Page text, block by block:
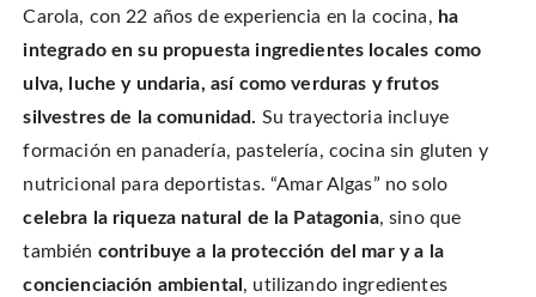
Carola, con 22 años de experiencia en la cocina, ha
integrado en su propuesta ingredientes locales como
ulva, luche y undaria, así como verduras y frutos
silvestres de la comunidad. Su trayectoria incluye
formación en panadería, pastelería, cocina sin gluten y
nutricional para deportistas. “Amar Algas” no solo
celebra la riqueza natural de la Patagonia, sino que
también contribuye a la protección del mar y a la
concienciación ambiental , utilizando ingredientes